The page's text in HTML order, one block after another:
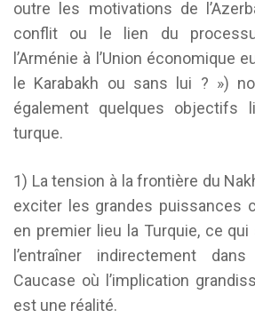
outre les motivations de
conflit ou le lien du
l’Arménie à l’Union économique
le Karabakh ou sans lui ? »)
également quelques objectifs
turque.
1) La tension à la frontière du
exciter les grandes puissances
en premier lieu la Turquie, ce
l’entraîner indirectement
Caucase où l’implication
est une réalité.